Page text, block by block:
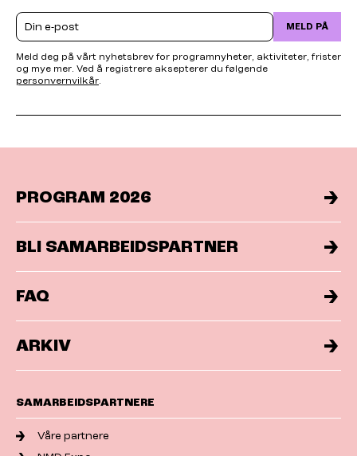
Email MELD PÅ
Meld deg på vårt nyhetsbrev for programnyheter, aktiviteter, frister
og mye mer. Ved å registrere aksepterer du følgende
personvernvilkår.
PROGRAM 2026
BLI SAMARBEIDSPARTNER
FAQ
ARKIV
SAMARBEIDSPARTNERE
Våre partnere